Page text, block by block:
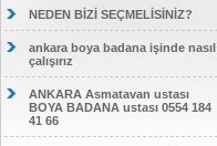
NEDEN BİZİ SEÇMELİSİNİZ?
ankara boya badana işinde nasıl
çalışırız
ANKARA Asmatavan ustası
BOYA BADANA ustası 0554 184
41 66